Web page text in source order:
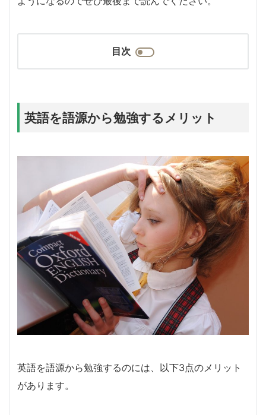
目次
英語を語源から勉強するメリット
英語を語源から勉強するのには、以下3点のメリット
があります。